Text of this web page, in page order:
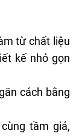
từ chất liệu
kế nhỏ gọn
cách bằng
tầm giá,